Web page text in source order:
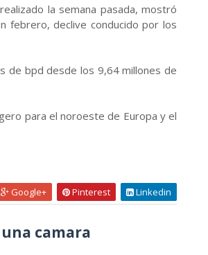
la semana pasada, mostró
febrero, declive conducido por los
de bpd desde los 9,64 millones de
para el noroeste de Europa y el
Google+ Pinterest Linkedin
camara